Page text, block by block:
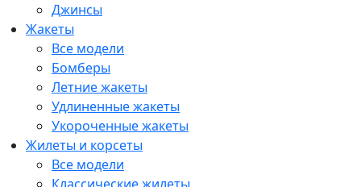
Джинсы
Жакеты
Все модели
Бомберы
Летние жакеты
Удлиненные жакеты
Укороченные жакеты
Жилеты и корсеты
Все модели